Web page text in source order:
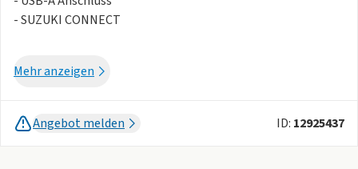
- SUZUKI CONNECT
- Zentralverriegelung mit Funkfernbedienung
Starterknopf)
- Außenspiegel beheizbar
Mehr anzeigen
Angebot melden ID: 12925437